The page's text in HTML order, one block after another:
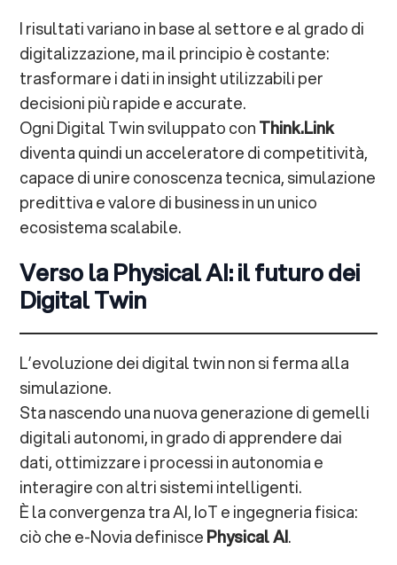
I risultati variano in base al settore e al grado di
digitalizzazione, ma il principio è costante:
trasformare i dati in insight utilizzabili per
decisioni più rapide e accurate.
Ogni Digital Twin sviluppato conThink.Link
diventa quindi un acceleratore di competitività,
capace di unire conoscenza tecnica, simulazione
predittiva e valore di business in un unico
ecosistema scalabile.
Verso la Physical AI: il futuro dei
Digital Twin
L’evoluzione dei digital twin non si ferma alla
simulazione.
Sta nascendo una nuova generazione di gemelli
digitali autonomi, in grado di apprendere dai
dati, ottimizzare i processi in autonomia e
interagire con altri sistemi intelligenti.
È la convergenza tra AI, IoT e ingegneria fisica:
ciò che e-Novia definiscePhysical AI.